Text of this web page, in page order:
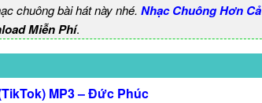
chuông bài hát này nhé. Nhạc Chuông Hơn Cả
Miễn Phí.
MP3 – Đức Phúc